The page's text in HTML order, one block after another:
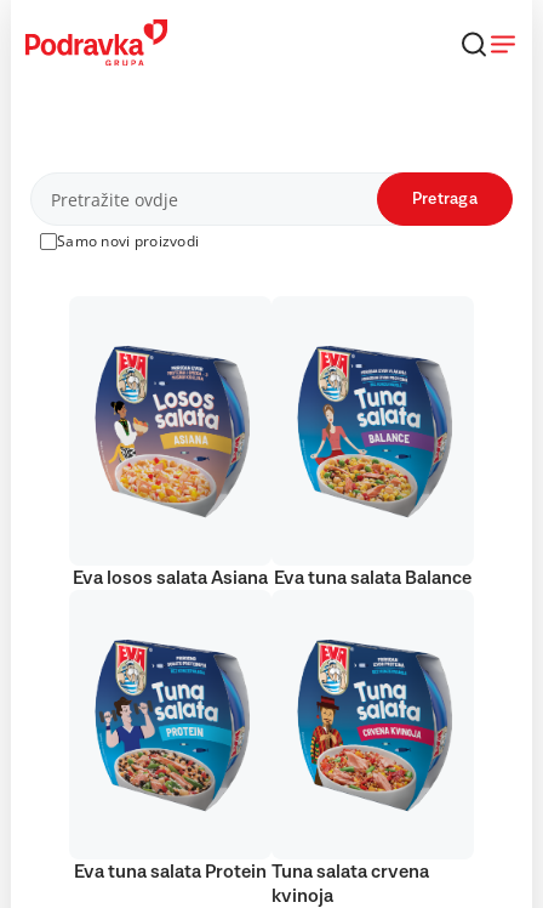
content
Proizvodi
Samo novi proizvodi
Pretraga
Eva losos salata Asiana Eva tuna salata Balance
Eva tuna salata Protein Tuna salata crvena
kvinoja